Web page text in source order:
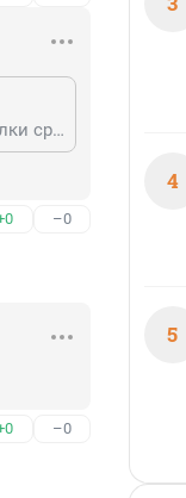
Ну да. А вот был бы КС у посетителей МФЦ, да ещё и подготовленные стрелки среди посетителей. И остался бы этот пострелушник лежать там же, со свежими дырочками, до приезда санитаров. И вряд ли его шоу, даже если бы и началось, продлилось более 1-2 секунд с начала стрельбы.
–0
–0
4
5